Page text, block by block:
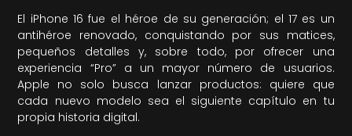
El iPhone 16 fue el héroe de su generación; el 17 es un
antihéroe renovado, conquistando por sus matices,
pequeños detalles y, sobre todo, por ofrecer una
experiencia “Pro” a un mayor número de usuarios.
Apple no solo busca lanzar productos: quiere que
cada nuevo modelo sea el siguiente capítulo en tu
propia historia digital.